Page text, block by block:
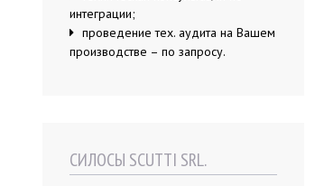
интеграции;
проведение тех. аудита на Вашем
производстве – по запросу.
СИЛОСЫ SCUTTI SRL.